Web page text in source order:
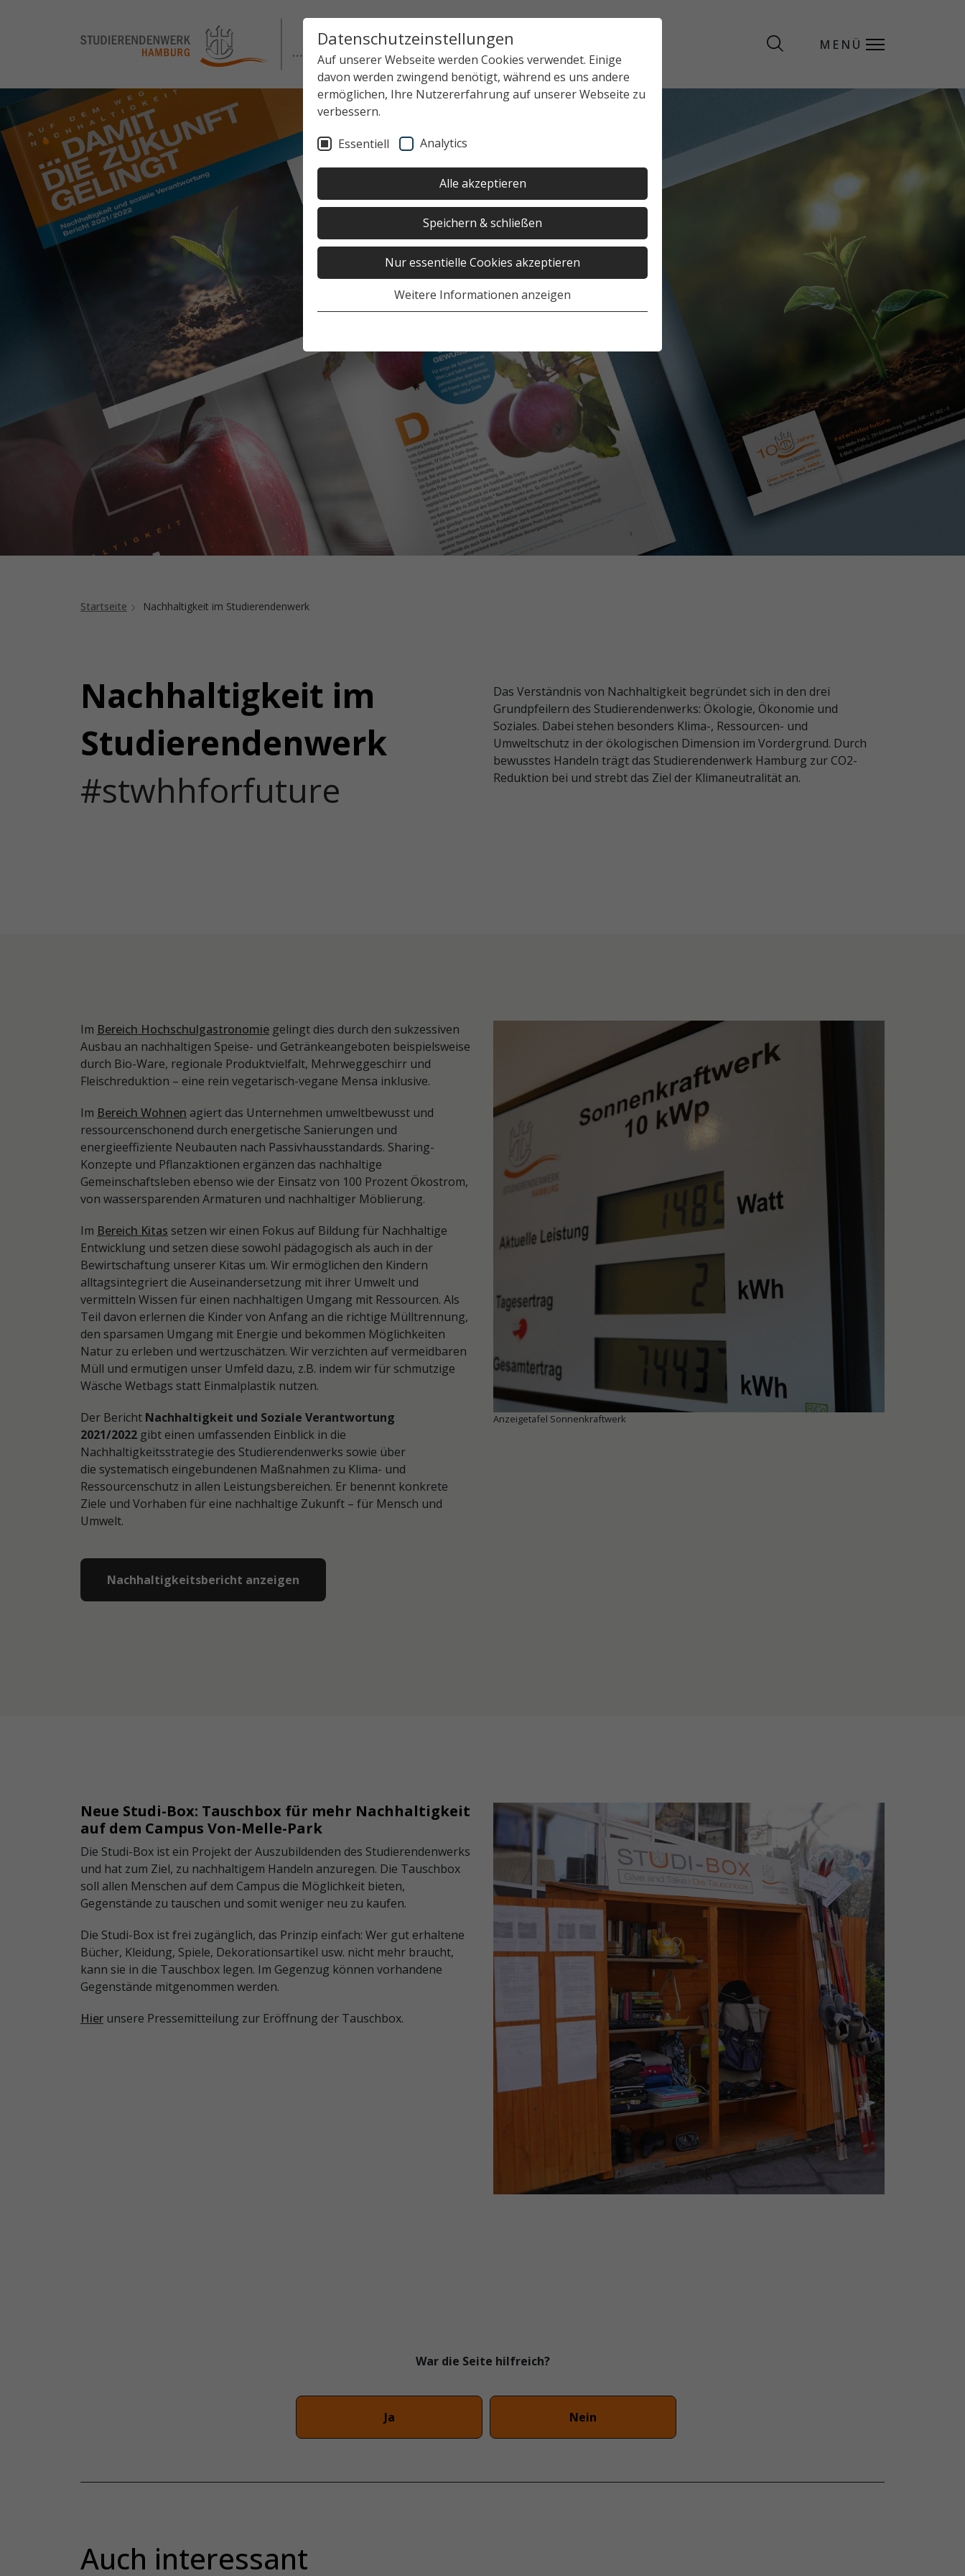
Datenschutzeinstellungen
Auf unserer Webseite werden Cookies verwendet. Einige
davon werden zwingend benötigt, während es uns andere
ermöglichen, Ihre Nutzererfahrung auf unserer Webseite zu
verbessern.
Essentiell Analytics
Alle akzeptieren
Speichern & schließen
Nur essentielle Cookies akzeptieren
Weitere Informationen anzeigen
MENÜ
MENÜ
Startseite Nachhaltigkeit im Studierendenwerk
Nachhaltigkeit im
Studierendenwerk
#stwhhforfuture
Das Verständnis von Nachhaltigkeit begründet sich in den drei
Grundpfeilern des Studierendenwerks: Ökologie, Ökonomie und
Soziales. Dabei stehen besonders Klima-, Ressourcen- und
Umweltschutz in der ökologischen Dimension im Vordergrund. Durch
bewusstes Handeln trägt das Studierendenwerk Hamburg zur CO2-
Reduktion bei und strebt das Ziel der Klimaneutralität an.
Im Bereich Hochschulgastronomie gelingt dies durch den sukzessiven
Ausbau an nachhaltigen Speise- und Getränkeangeboten beispielsweise
durch Bio-Ware, regionale Produktvielfalt, Mehrweggeschirr und
Fleischreduktion – eine rein vegetarisch-vegane Mensa inklusive.
Im Bereich Wohnen agiert das Unternehmen umweltbewusst und
ressourcenschonend durch energetische Sanierungen und
energieeffiziente Neubauten nach Passivhausstandards. Sharing-
Konzepte und Pflanzaktionen ergänzen das nachhaltige
Gemeinschaftsleben ebenso wie der Einsatz von 100 Prozent Ökostrom,
von wassersparenden Armaturen und nachhaltiger Möblierung.
Im Bereich Kitas setzen wir einen Fokus auf Bildung für Nachhaltige
Entwicklung und setzen diese sowohl pädagogisch als auch in der
Bewirtschaftung unserer Kitas um. Wir ermöglichen den Kindern
alltagsintegriert die Auseinandersetzung mit ihrer Umwelt und
vermitteln Wissen für einen nachhaltigen Umgang mit Ressourcen. Als
Teil davon erlernen die Kinder von Anfang an die richtige Mülltrennung,
den sparsamen Umgang mit Energie und bekommen Möglichkeiten
Natur zu erleben und wertzuschätzen. Wir verzichten auf vermeidbaren
Müll und ermutigen unser Umfeld dazu, z.B. indem wir für schmutzige
Wäsche Wetbags statt Einmalplastik nutzen.
Der Bericht Nachhaltigkeit und Soziale Verantwortung
2021/2022 gibt einen umfassenden Einblick in die
Nachhaltigkeitsstrategie des Studierendenwerks sowie über
die systematisch eingebundenen Maßnahmen zu Klima- und
Ressourcenschutz in allen Leistungsbereichen. Er benennt konkrete
Ziele und Vorhaben für eine nachhaltige Zukunft – für Mensch und
Umwelt.
Nachhaltigkeitsbericht anzeigen
Anzeigetafel Sonnenkraftwerk
Neue Studi-Box: Tauschbox für mehr Nachhaltigkeit
auf dem Campus Von-Melle-Park
Die Studi-Box ist ein Projekt der Auszubildenden des Studierendenwerks
und hat zum Ziel, zu nachhaltigem Handeln anzuregen. Die Tauschbox
soll allen Menschen auf dem Campus die Möglichkeit bieten,
Gegenstände zu tauschen und somit weniger neu zu kaufen.
Die Studi-Box ist frei zugänglich, das Prinzip einfach: Wer gut erhaltene
Bücher, Kleidung, Spiele, Dekorationsartikel usw. nicht mehr braucht,
kann sie in die Tauschbox legen. Im Gegenzug können vorhandene
Gegenstände mitgenommen werden.
Hier unsere Pressemitteilung zur Eröffnung der Tauschbox.
War die Seite hilfreich?
Ja Nein
Auch interessant